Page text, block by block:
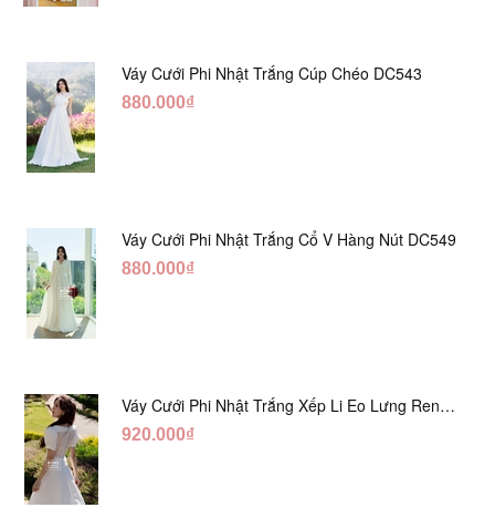
Váy Cưới Phi Nhật Trắng Cúp Chéo DC543
880.000₫
Váy Cưới Phi Nhật Trắng Cổ V Hàng Nút DC549
880.000₫
Váy Cưới Phi Nhật Trắng Xếp Li Eo Lưng Ren
DC547
920.000₫